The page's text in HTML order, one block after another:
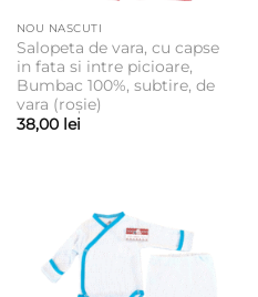
NOU NASCUTI
Salopeta de vara, cu capse
in fata si intre picioare,
Bumbac 100%, subtire, de
vara (roșie)
38,00 lei